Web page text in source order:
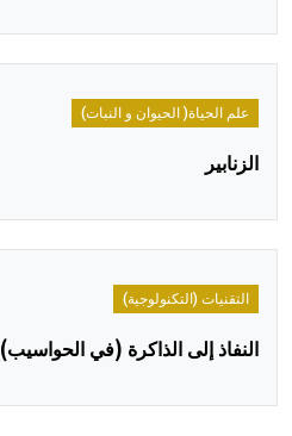
علم الحياة( الحيوان و النبات)
الزنابير
التقنيات (التكنولوجية)
النفاذ إلى الذاكرة (في الحواسيب)